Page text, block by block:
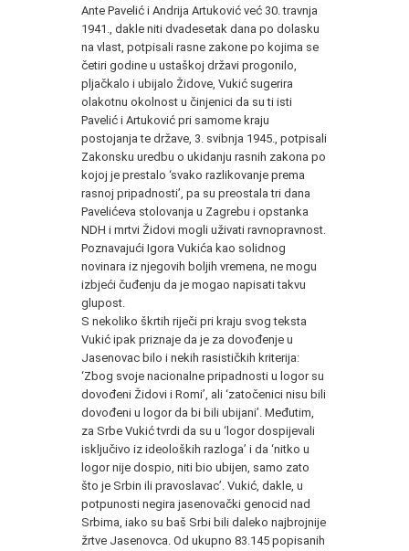
Ante Pavelić i Andrija Artuković već 30. travnja
1941., dakle niti dvadesetak dana po dolasku
na vlast, potpisali rasne zakone po kojima se
četiri godine u ustaškoj državi progonilo,
pljačkalo i ubijalo Židove, Vukić sugerira
olakotnu okolnost u činjenici da su ti isti
Pavelić i Artuković pri samome kraju
postojanja te države, 3. svibnja 1945., potpisali
Zakonsku uredbu o ukidanju rasnih zakona po
kojoj je prestalo ‘svako razlikovanje prema
rasnoj pripadnosti’, pa su preostala tri dana
Pavelićeva stolovanja u Zagrebu i opstanka
NDH i mrtvi Židovi mogli uživati ravnopravnost.
Poznavajući Igora Vukića kao solidnog
novinara iz njegovih boljih vremena, ne mogu
izbjeći čuđenju da je mogao napisati takvu
glupost.
S nekoliko škrtih riječi pri kraju svog teksta
Vukić ipak priznaje da je za dovođenje u
Jasenovac bilo i nekih rasističkih kriterija:
‘Zbog svoje nacionalne pripadnosti u logor su
dovođeni Židovi i Romi’, ali ‘zatočenici nisu bili
dovođeni u logor da bi bili ubijani’. Međutim,
za Srbe Vukić tvrdi da su u ‘logor dospijevali
isključivo iz ideoloških razloga’ i da ‘nitko u
logor nije dospio, niti bio ubijen, samo zato
što je Srbin ili pravoslavac’. Vukić, dakle, u
potpunosti negira jasenovački genocid nad
Srbima, iako su baš Srbi bili daleko najbrojnije
žrtve Jasenovca. Od ukupno 83.145 popisanih